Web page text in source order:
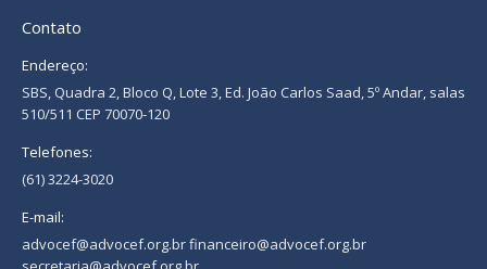
Contato
Endereço:
SBS, Quadra 2, Bloco Q, Lote 3, Ed. João Carlos Saad, 5º Andar, salas
510/511 CEP 70070-120
Telefones:
(61) 3224-3020
E-mail:
advocef@advocef.org.br financeiro@advocef.org.br